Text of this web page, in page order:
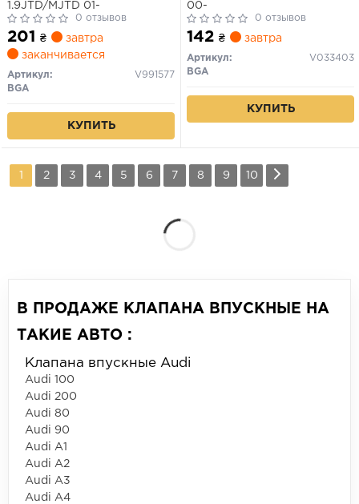
1.9JTD/MJTD 01-
0 отзывов
201 ₴
завтра
заканчивается
Артикул:
V991577
BGA
КУПИТЬ
00-
0 отзывов
142 ₴ завтра
Артикул:
V033403
BGA
КУПИТЬ
2 3 4 5 6 7 8 9 10
В ПРОДАЖЕ КЛАПАНА ВПУСКНЫЕ НА
ТАКИЕ АВТО :
Клапана впускные Audi
Audi 100
Audi 200
Audi 80
Audi 90
Audi A1
Audi A2
Audi A3
Audi A4